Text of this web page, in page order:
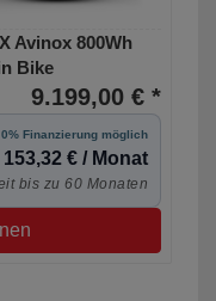
Avinox 800Wh
Bike
9.199,00 € *
0% Finanzierung möglich
€ / Monat
bis zu 60 Monaten